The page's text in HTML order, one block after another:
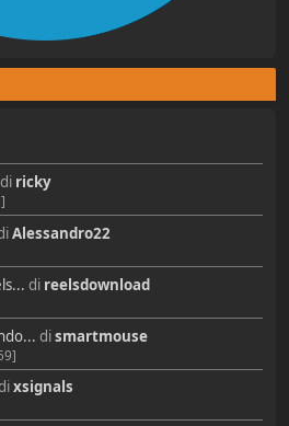
di ricky
Alessandro22
di reelsdownload
dismartmouse
xsignals